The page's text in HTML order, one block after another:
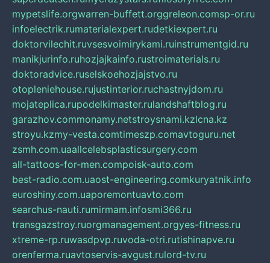
mypetslife.orgwarren-buffett.orggreleon.comsp-or.ru
infoelectrik.rumaterialexpert.rudetkiexpert.ru
doktorvilechit.ruvsesvoimirykami.ruinstrumentgid.ru
manikjurinfo.ruhozjajkainfo.rustroimaterials.ru
doktoradvice.ruselskoehozjajstvo.ru
otopleniehouse.rujustinterior.ruchastnyjdom.ru
mojateplica.rupodelkimaster.rulandshaftblog.ru
garazhov.commonamy.netstroysnami.kzlcna.kz
stroyu.kzmy-vesta.comtimeszp.comavtoguru.net
zsmh.com.uaallcelebsplasticsurgery.com
all-tattoos-for-men.compoisk-auto.com
best-radio.com.uaost-engineering.comkuryatnik.info
euroshiny.com.uaporemontuavto.com
searchus-nauti.rumirmam.infosmi366.ru
transgazstroy.ruorgmanagement.orgyes-fitness.ru
xtreme-rp.ruwasdpvp.ruvoda-otri.rutishinapve.ru
orenferma.ruavtoservis-avgust.rulord-tv.ru